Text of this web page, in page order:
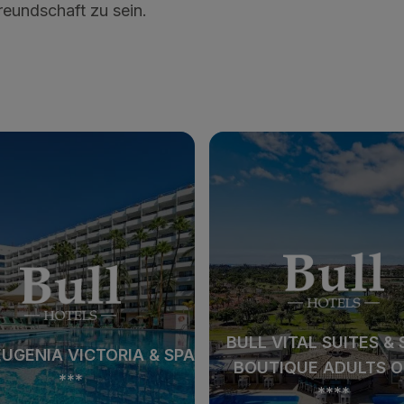
zu sein.
VITAL SUITES & SPA -
ADULTS ONLY
****
VITAL SUITES & SPA -
ADULTS ONLY
****
BULL ESCORIAL &
***
BULL ESCORIAL &
***